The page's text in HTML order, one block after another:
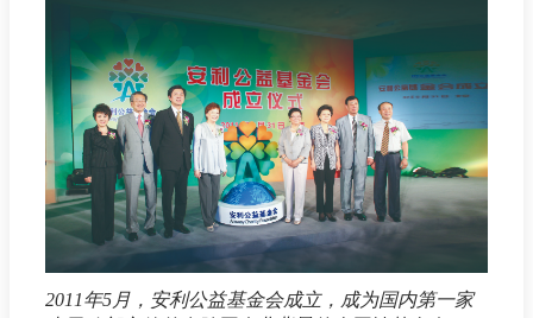
2011年5月，安利公益基金会成立，成为国内第一家